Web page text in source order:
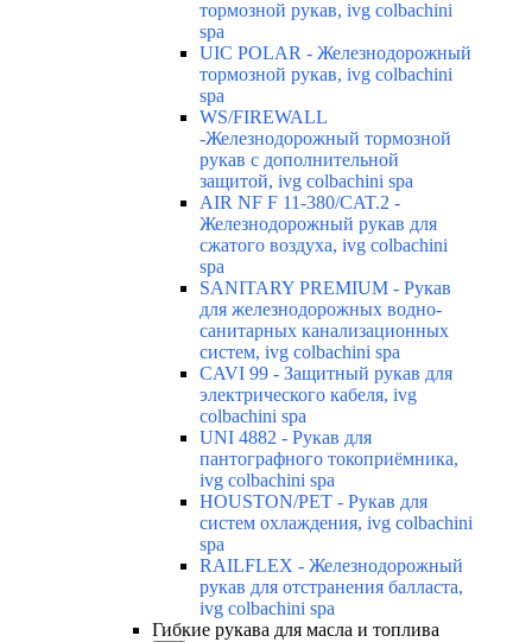
тормозной рукав, ivg colbachini
spa
UIC POLAR - Железнодорожный
тормозной рукав, ivg colbachini
spa
WS/FIREWALL
-Железнодорожный тормозной
рукав с дополнительной
защитой, ivg colbachini spa
AIR NF F 11-380/CAT.2 -
Железнодорожный рукав для
сжатого воздуха, ivg colbachini
spa
SANITARY PREMIUM - Рукав
для железнодорожных водно-
санитарных канализационных
систем, ivg colbachini spa
CAVI 99 - Защитный рукав для
электрического кабеля, ivg
colbachini spa
UNI 4882 - Рукав для
пантографного токоприёмника,
ivg colbachini spa
HOUSTON/PET - Рукав для
систем охлаждения, ivg colbachini
spa
RAILFLEX - Железнодорожный
рукав для отстранения балласта,
ivg colbachini spa
Гибкие рукава для масла и топлива